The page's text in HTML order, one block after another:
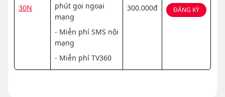
30N
phút gọi ngoại
mạng
- Miễn phí SMS nội
mạng
- Miễn phí TV360
300.000đ ĐĂNG KÝ